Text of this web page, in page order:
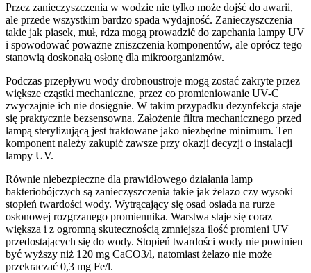
Przez zanieczyszczenia w wodzie nie tylko może dojść do awarii,
ale przede wszystkim bardzo spada wydajność. Zanieczyszczenia
takie jak piasek, muł, rdza mogą prowadzić do zapchania lampy UV
i spowodować poważne zniszczenia komponentów, ale oprócz tego
stanowią doskonałą osłonę dla mikroorganizmów.
Podczas przepływu wody drobnoustroje mogą zostać zakryte przez
większe cząstki mechaniczne, przez co promieniowanie UV-C
zwyczajnie ich nie dosięgnie. W takim przypadku dezynfekcja staje
się praktycznie bezsensowna. Założenie filtra mechanicznego przed
lampą sterylizującą jest traktowane jako niezbędne minimum. Ten
komponent należy zakupić zawsze przy okazji decyzji o instalacji
lampy UV.
Równie niebezpieczne dla prawidłowego działania lamp
bakteriobójczych są zanieczyszczenia takie jak żelazo czy wysoki
stopień twardości wody. Wytrącający się osad osiada na rurze
osłonowej rozgrzanego promiennika. Warstwa staje się coraz
większa i z ogromną skutecznością zmniejsza ilość promieni UV
przedostających się do wody. Stopień twardości wody nie powinien
być wyższy niż 120 mg CaCO3/l, natomiast żelazo nie może
przekraczać 0,3 mg Fe/l.